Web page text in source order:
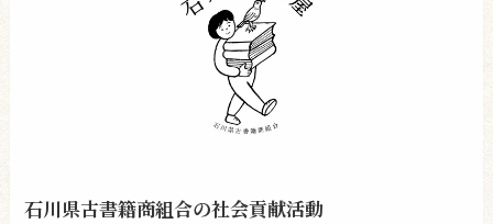
石川県古書籍商組合の社会貢献活動